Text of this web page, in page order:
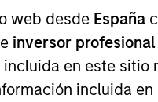
web desde España
inversor profesional
en este sitio
incluida
Opportunities